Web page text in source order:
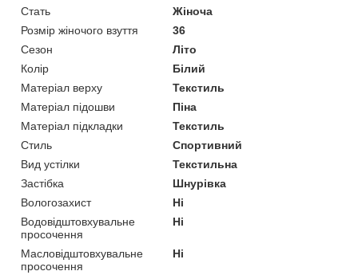
Стать
Жіноча
Розмір жіночого взуття
36
Сезон
Літо
Колір
Білий
Матеріал верху
Текстиль
Матеріал підошви
Піна
Матеріал підкладки
Текстиль
Стиль
Спортивний
Вид устілки
Текстильна
Застібка
Шнурівка
Вологозахист
Ні
Водовідштовхувальне
просочення
Ні
Масловідштовхувальне
просочення
Ні